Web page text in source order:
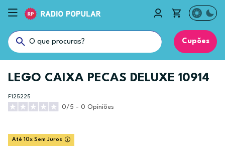
Cupões
LEGO CAIXA PECAS DELUXE 10914
F125225
0/5 - 0 Opiniões
Até 10x Sem Juros